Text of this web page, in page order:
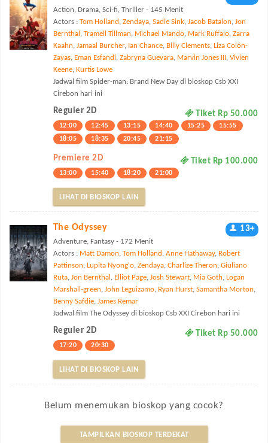
Action, Drama, Sci-fi, Thriller - 145 Menit
Actors : Tom Holland , Zendaya, Sadie Sink, Jacob Batalon, Jon
Bernthal , Tramell Tillman, Michael Mando, Mark Ruffalo, Zarra
Kaahn, Jamaal Burcher, Ian Chance, Billy Clements, Liza Colón-
Zayas, Eman Esfandi, Zabryna Guevara, Marvin Jones III, Vivien
Keene, Kurtis Lowe
Jadwal film Spider-man: Brand New Day di bioskop Csb XXI
Cirebon hari ini
Reguler 2D Tiket Rp 50.000
12:00 12:45 13:15 14:40 15:25
15:55
18:05
18:35 20:45 21:15
Premiere 2D Tiket Rp 100.000
13:00 15:40 18:20 21:00
LIHAT DI BIOSKOP LAIN
The Odyssey 13+
Adventure, Fantasy - 172 Menit
Actors : Matt Damon, Tom Holland , Anne Hathaway, Robert
Pattinson, Lupita Nyong'o, Zendaya, Charlize Theron, Giuliano
Ruta, Jon Bernthal , Elliot Page, Josh Stewart, Mia Goth, Logan
Marshall-green, John Leguizamo, Ryan Hurst, Samantha Morton,
Benny Safdie, James Remar
Jadwal film The Odyssey di bioskop Csb XXI Cirebon hari ini
Reguler 2D Tiket Rp 50.000
17:20 20:30
LIHAT DI BIOSKOP LAIN
Belum menemukan bioskop yang cocok?
TAMPILKAN BIOSKOP TERDEKAT